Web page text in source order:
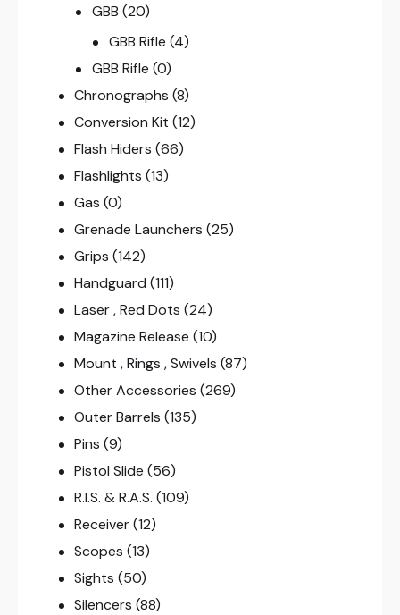
GBB (20)
GBB Rifle (4)
GBB Rifle (0)
Chronographs (8)
Conversion Kit (12)
Flash Hiders (66)
Flashlights (13)
Gas (0)
Grenade Launchers (25)
Grips (142)
Handguard (111)
Laser , Red Dots (24)
Magazine Release (10)
Mount , Rings , Swivels (87)
Other Accessories (269)
Outer Barrels (135)
Pins (9)
Pistol Slide (56)
R.I.S. & R.A.S. (109)
Receiver (12)
Scopes (13)
Sights (50)
Silencers (88)